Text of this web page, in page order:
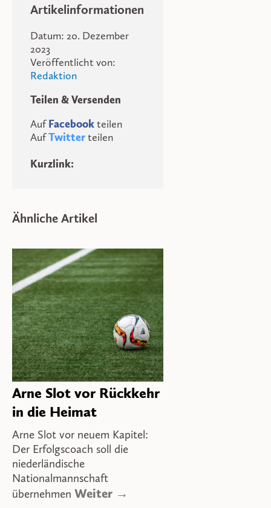
Artikelinformationen
Datum: 20. Dezember
2023
Veröffentlicht von:
Redaktion
Teilen & Versenden
AufFacebookteilen
AufTwitterteilen
Kurzlink:
Ähnliche Artikel
Arne Slot vor Rückkehr
in die Heimat
Arne Slot vor neuem Kapitel:
Der Erfolgscoach soll die
niederländische
Nationalmannschaft
übernehmen Weiter →